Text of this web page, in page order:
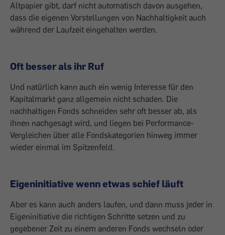
Altpapier gibt, darf nicht automatisch davon ausgehen,
dass die eigenen Vorstellungen von Nachhaltigkeit auch
während der Laufzeit eingehalten werden.
Oft besser als ihr Ruf
Und natürlich kann auch ein wenig Interesse für den
Kapitalmarkt ganz allgemein nicht schaden. Die
nachhaltigen Fonds schneiden sehr oft ­besser ab, als
ihnen nachgesagt wird, und liegen bei Performance-
Vergleichen über alle Fondskategorien hinweg immer
wieder einmal im Spitzenfeld.
Eigeninitiative wenn etwas schief läuft
Aber es kann auch anders laufen, und dann muss jeder in
Eigeninitiative die richtigen Schritte setzen und zu
gegebener Zeit zu einem anderen Fonds wechseln oder